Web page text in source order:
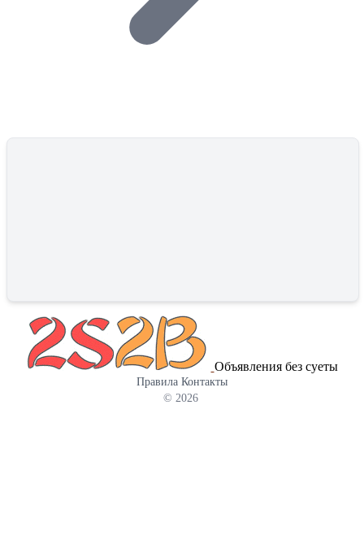
Объявления без суеты
Правила Контакты
© 2026